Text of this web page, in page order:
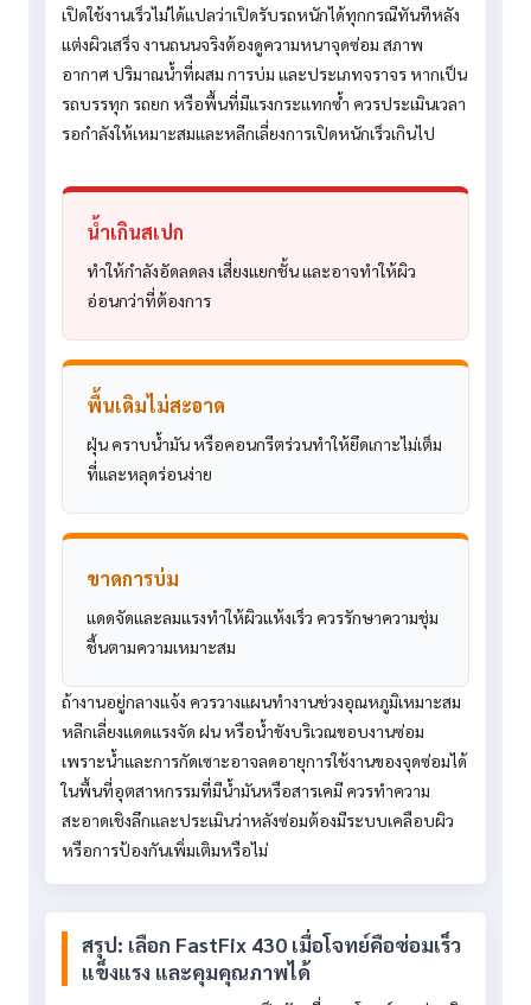
เปิดใช้งานเร็วไม่ได้แปลว่าเปิดรับรถหนักได้ทุกกรณีทันทีหลัง
แต่งผิวเสร็จ งานถนนจริงต้องดูความหนาจุดซ่อม สภาพ
อากาศ ปริมาณน้ำที่ผสม การบ่ม และประเภทจราจร หากเป็น
รถบรรทุก รถยก หรือพื้นที่มีแรงกระแทกซ้ำ ควรประเมินเวลา
รอกำลังให้เหมาะสมและหลีกเลี่ยงการเปิดหนักเร็วเกินไป
น้ำเกินสเปก
ทำให้กำลังอัดลดลง เสี่ยงแยกชั้น และอาจทำให้ผิว
อ่อนกว่าที่ต้องการ
พื้นเดิมไม่สะอาด
ฝุ่น คราบน้ำมัน หรือคอนกรีตร่วนทำให้ยึดเกาะไม่เต็ม
ที่และหลุดร่อนง่าย
ขาดการบ่ม
แดดจัดและลมแรงทำให้ผิวแห้งเร็ว ควรรักษาความชุ่ม
ชื้นตามความเหมาะสม
ถ้างานอยู่กลางแจ้ง ควรวางแผนทำงานช่วงอุณหภูมิเหมาะสม
หลีกเลี่ยงแดดแรงจัด ฝน หรือน้ำขังบริเวณขอบงานซ่อม
เพราะน้ำและการกัดเซาะอาจลดอายุการใช้งานของจุดซ่อมได้
ในพื้นที่อุตสาหกรรมที่มีน้ำมันหรือสารเคมี ควรทำความ
สะอาดเชิงลึกและประเมินว่าหลังซ่อมต้องมีระบบเคลือบผิว
หรือการป้องกันเพิ่มเติมหรือไม่
สรุป: เลือก FastFix 430 เมื่อโจทย์คือซ่อมเร็ว
แข็งแรง และคุมคุณภาพได้